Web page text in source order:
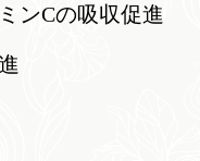
ンCの吸収促進